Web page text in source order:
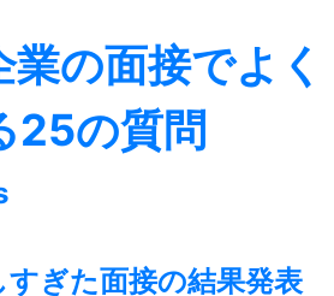
の面接でよく
25の質問